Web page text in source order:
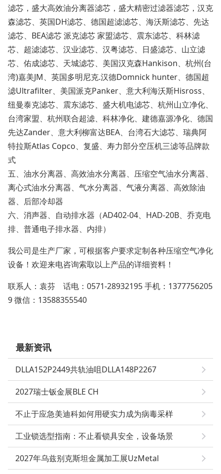
滤芯，盛大高效油分离器滤芯，盛大精密过滤器滤芯，汉克
森滤芯、英国DH滤芯、德国超滤滤芯、海沃斯滤芯、先达
滤芯、 BEA滤芯 派克滤芯 家盟滤芯、震东滤芯、科林滤
芯、超滤滤芯、汉业滤芯、汉粤滤芯、日盛滤芯、山立滤
芯、佑成滤芯、天城滤芯、美国汉克森Hankison、杭州(台
湾)嘉美JM、英国多明尼克.汉德Domnick hunter、德国超
滤Ultrafilter、美国派克Panker、意大利海沃斯Hisross、
纽曼泰克滤芯、震东滤芯、盛大机电滤芯、杭州山立净化、
台湾家盟、杭州联合超滤、科林净化、建德嘉源净化、德国
先达Zander、意大利柳富达BEA、台湾石大滤芯、瑞典阿
特拉斯Atlas Copco、复盛、寿力部分空压机三滤等品牌款
式
五、油水分离器、高效油水分离器、压缩空气油水分离器、
离心式油水分离器、气水分离器、气液分离器、高效除油
器、后部冷却器
六、消声器、自动排水器（AD402-04、 HAD-20B、乔克电
排、普通电子排水器、内排）
我公司是生产厂家，可根据客户要求定制各种压缩空气净化
设备！欢迎来电咨询索取以上产品的详细资料！
联系人：袁芬 话电： 0571-28932195手机： 1377756205
9微信： 13588355540
最新资讯
DLLA152P2449共轨油咀DLLA148P2267
2027瑞士钣金展BLE CH
不止于应急美迪科如何用硬实力成为病毒采样
工业锁选型指南：不止看锁具安全，设备场景
2027年乌兹别克斯坦金属加工展UzMetal